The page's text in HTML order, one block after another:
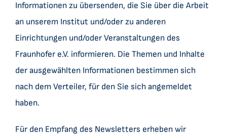
Informationen zu übersenden, die Sie über die Arbeit
an unserem Institut und/oder zu anderen
Einrichtungen und/oder Veranstaltungen des
Fraunhofer e.V. informieren. Die Themen und Inhalte
der ausgewählten Informationen bestimmen sich
nach dem Verteiler, für den Sie sich angemeldet
haben.
Für den Empfang des Newsletters erheben wir